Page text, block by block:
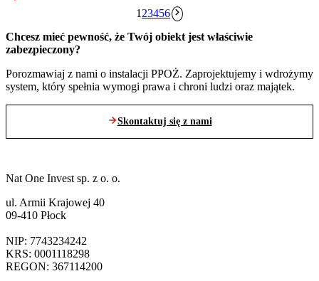
1 23456
Chcesz mieć pewność, że Twój obiekt jest właściwie
zabezpieczony?
Porozmawiaj z nami o instalacji PPOŻ. Zaprojektujemy i wdrożymy
system, który spełnia wymogi prawa i chroni ludzi oraz majątek.
Skontaktuj się z nami
Nat One Invest sp. z o. o.
ul. Armii Krajowej 40
09-410 Płock
NIP: 7743234242
KRS: 0001118298
REGON: 367114200